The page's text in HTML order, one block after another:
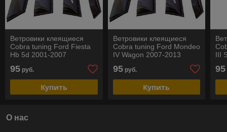
Ветровики клеящиеся
Cobra tuning Ford Fiesta
Hb 5d 2001-2007
95 руб.
Купить
Ветровики клеящиеся
Cobra tuning Ford Mondeo
IV Wagon 2007-2013
95руб.
Купить
III
95
О нас